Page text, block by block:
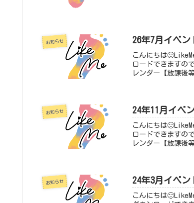
お知らせ 26年7月イベン
こんにちは
ロードできますの
レンダー【放課
お知らせ 24年11月イベ
こんにちは
ロードできますの
レンダー【放課後
お知らせ 24年3月イベン
こんにちは